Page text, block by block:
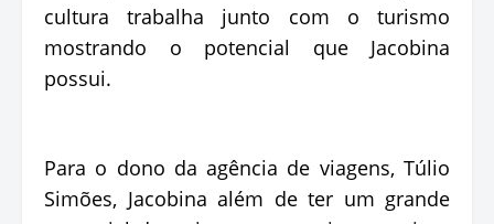
cultura trabalha junto com o turismo
mostrando o potencial que Jacobina
possui.
Para o dono da agência de viagens, Túlio
Simões, Jacobina além de ter um grande